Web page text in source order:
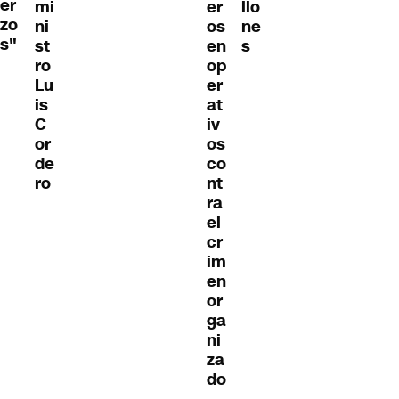
er
zo
s"
mi
ni
st
ro
Lu
is
C
or
de
ro
er
os
en
op
er
at
iv
os
co
nt
ra
el
cr
im
en
or
ga
ni
za
do
llo
ne
s